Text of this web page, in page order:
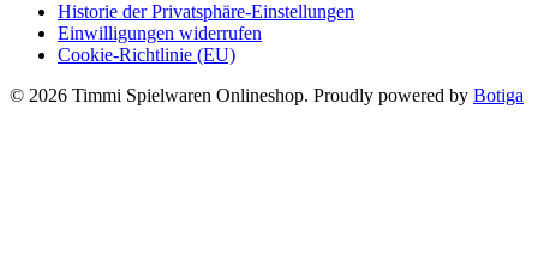
Historie der Privatsphäre-Einstellungen
Einwilligungen widerrufen
Cookie-Richtlinie (EU)
© 2026 Timmi Spielwaren Onlineshop. Proudly powered by Botiga